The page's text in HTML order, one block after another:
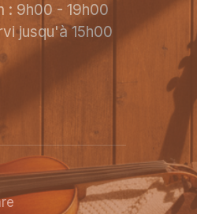
: 9h00 - 19h00
jusqu'à 15h00